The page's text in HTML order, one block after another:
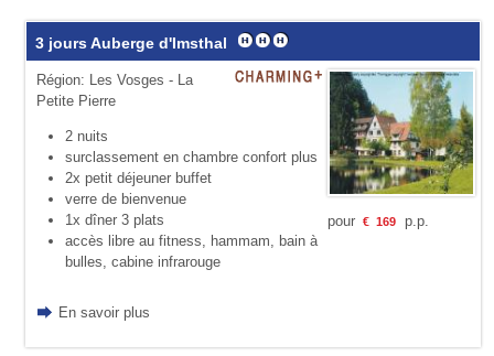
3 jours Auberge d'Imsthal
Région: Les Vosges - La
Petite Pierre
2 nuits
surclassement en chambre confort plus
2x petit déjeuner buffet
verre de bienvenue
1x dîner 3 plats
accès libre au fitness, hammam, bain à
bulles, cabine infrarouge
En savoir plus
pour € 169p.p.